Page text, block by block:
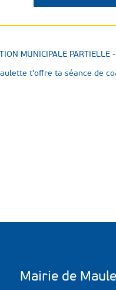
MUNICIPALE PARTIELLE
t'offre ta séance de
Mairie de